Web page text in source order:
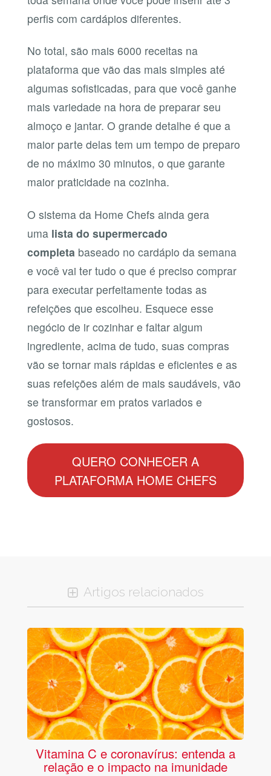
perfis com cardápios diferentes.
No total, são mais 6000 receitas na
plataforma que vão das mais simples até
algumas sofisticadas, para que você ganhe
mais variedade na hora de preparar seu
almoço e jantar. O grande detalhe é que a
maior parte delas tem um tempo de preparo
de no máximo 30 minutos, o que garante
maior praticidade na cozinha.
O sistema da Home Chefs ainda gera
uma lista do supermercado
completa baseado no cardápio da semana
e você vai ter tudo o que é preciso comprar
para executar perfeitamente todas as
refeições que escolheu. Esquece esse
negócio de ir cozinhar e faltar algum
ingrediente, acima de tudo, suas compras
vão se tornar mais rápidas e eficientes e as
suas refeições além de mais saudáveis, vão
se transformar em pratos variados e
gostosos.
QUERO CONHECER A
PLATAFORMA HOME CHEFS
Artigos relacionados
Vitamina C e coronavírus: entenda a
relação e o impacto na imunidade